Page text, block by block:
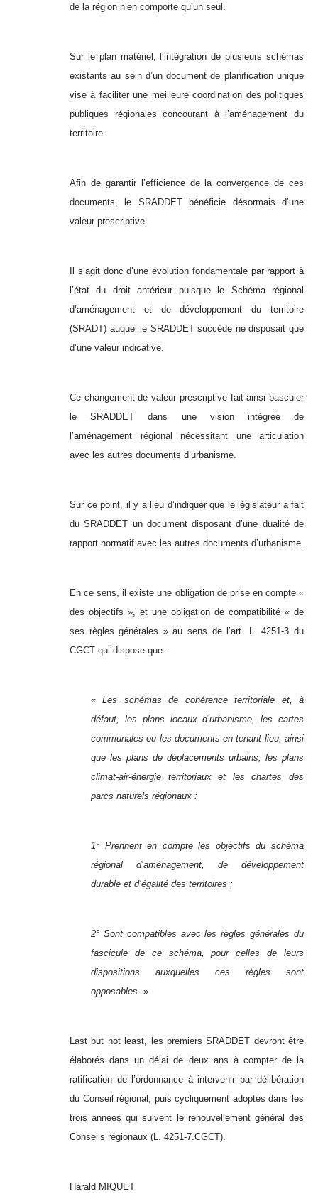
de la région n’en comporte qu’un seul.
Sur le plan matériel, l’intégration de plusieurs schémas
existants au sein d’un document de planification unique
vise à faciliter une meilleure coordination des politiques
publiques régionales concourant à l’aménagement du
territoire.
Afin de garantir l’efficience de la convergence de ces
documents, le SRADDET bénéficie désormais d’une
valeur prescriptive.
Il s’agit donc d’une évolution fondamentale par rapport à
l’état du droit antérieur puisque le Schéma régional
d’aménagement et de développement du territoire
(SRADT) auquel le SRADDET succède ne disposait que
d’une valeur indicative.
Ce changement de valeur prescriptive fait ainsi basculer
le SRADDET dans une vision intégrée de
l’aménagement régional nécessitant une articulation
avec les autres documents d’urbanisme.
Sur ce point, il y a lieu d’indiquer que le législateur a fait
du SRADDET un document disposant d’une dualité de
rapport normatif avec les autres documents d’urbanisme.
En ce sens, il existe une obligation de prise en compte «
des objectifs », et une obligation de compatibilité « de
ses règles générales » au sens de l’art. L. 4251-3 du
CGCT qui dispose que :
«Les schémas de cohérence territoriale et, à
défaut, les plans locaux d’urbanisme, les cartes
communales ou les documents en tenant lieu, ainsi
que les plans de déplacements urbains, les plans
climat-air-énergie territoriaux et les chartes des
parcs naturels régionaux :
1° Prennent en compte les objectifs du schéma
régional d’aménagement, de développement
durable et d’égalité des territoires ;
2° Sont compatibles avec les règles générales du
fascicule de ce schéma, pour celles de leurs
dispositions auxquelles ces règles sont
opposables. »
Last but not least, les premiers SRADDET devront être
élaborés dans un délai de deux ans à compter de la
ratification de l’ordonnance à intervenir par délibération
du Conseil régional, puis cycliquement adoptés dans les
trois années qui suivent le renouvellement général des
Conseils régionaux (L. 4251-7.CGCT).
Harald MIQUET